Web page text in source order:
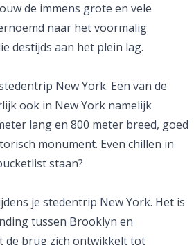
de immens grote en vele
naar het voormalig
destijds aan het plein lag.
New York. Een van de
ook in New York namelijk
lang en 800 meter breed, goed
monument. Even chillen in
staan?
je stedentrip New York. Het is
tussen Brooklyn en
de brug zich ontwikkelt tot